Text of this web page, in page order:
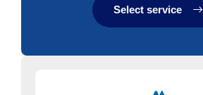
Select service